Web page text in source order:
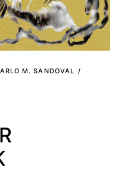
M. SANDOVAL